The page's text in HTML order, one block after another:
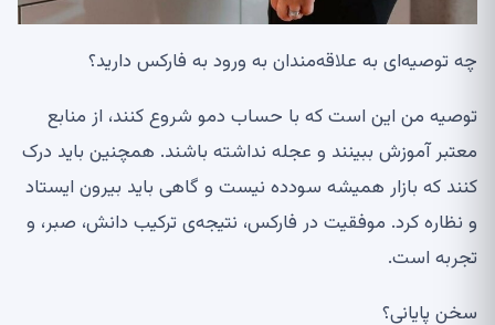
چه توصیه‌ای به علاقه‌مندان به ورود به فارکس دارید؟
توصیه من این است که با حساب دمو شروع کنند، از منابع
معتبر آموزش ببینند و عجله نداشته باشند. همچنین باید درک
کنند که بازار همیشه سودده نیست و گاهی باید بیرون ایستاد
و نظاره کرد. موفقیت در فارکس، نتیجه‌ی ترکیب دانش، صبر، و
تجربه است.
سخن پایانی؟